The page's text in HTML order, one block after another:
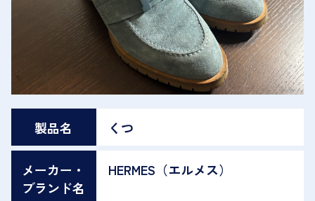
製品名 くつ
メーカー・
ブランド名
HERMES（エルメス）